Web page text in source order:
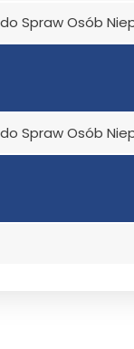
Spraw Osób
Spraw Osób